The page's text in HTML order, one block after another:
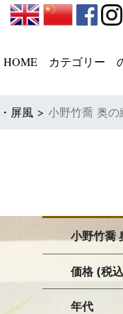
HOME カテゴリー
屏風 > 小野竹喬 奥の
小野竹喬
価格 (税
年代